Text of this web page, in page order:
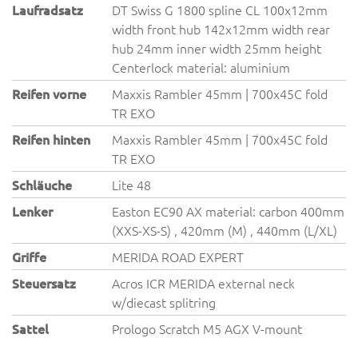
Laufradsatz
DT Swiss G 1800 spline CL 100x12mm
width front hub 142x12mm width rear
hub 24mm inner width 25mm height
Centerlock material: aluminium
Reifen vorne
Maxxis Rambler 45mm | 700x45C fold
TR EXO
Reifen hinten
Maxxis Rambler 45mm | 700x45C fold
TR EXO
Schläuche
Lite 48
Lenker
Easton EC90 AX material: carbon 400mm
(XXS-XS-S) , 420mm (M) , 440mm (L/XL)
Griffe
MERIDA ROAD EXPERT
Steuersatz
Acros ICR MERIDA external neck
w/diecast splitring
Sattel
Prologo Scratch M5 AGX V-mount